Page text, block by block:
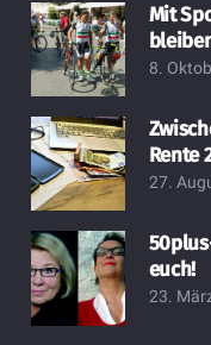
Mit
8.
Rente
27.
euch!
23.